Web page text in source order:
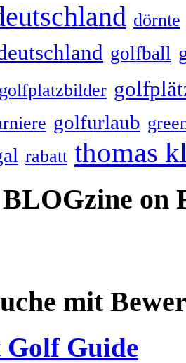
dörnte
golfball
golfplatzbilder
golfurlaub
rabatt thomas
on
mit
Golf Guide